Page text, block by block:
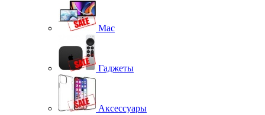
Mac
Гаджеты
Аксессуары